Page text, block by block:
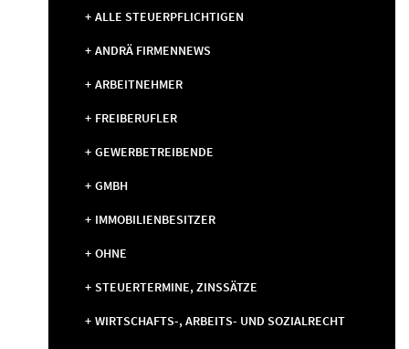
ALLE STEUERPFLICHTIGEN
ANDRÄ FIRMENNEWS
ARBEITNEHMER
FREIBERUFLER
GEWERBETREIBENDE
GMBH
IMMOBILIENBESITZER
OHNE
STEUERTERMINE, ZINSSÄTZE
WIRTSCHAFTS-, ARBEITS- UND SOZIALRECHT